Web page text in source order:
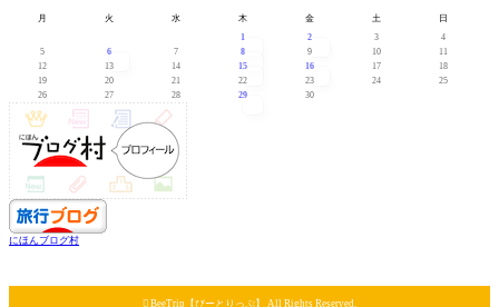
月 火 水 木 金 土
日
1
2 3
4
5
6 7 8 9 10
11
12
13 14 15 16 17
18
19
20 21 22 23 24
25
26
27 28 29 30
にほんブログ村
 BeeTrip【びーとりっぷ】 All Rights Reserved.